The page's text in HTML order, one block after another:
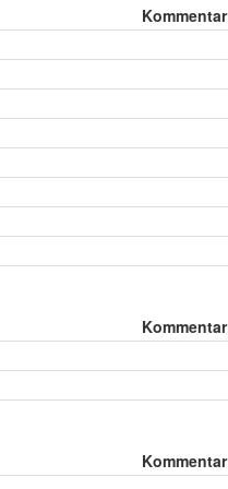
Kommentar
Kommentar
Kommentar